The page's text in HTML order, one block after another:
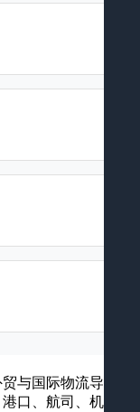
与国际物流导航平
口、航司、机场、